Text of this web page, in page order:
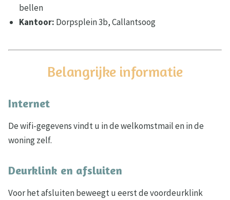
bellen
Kantoor: Dorpsplein 3b, Callantsoog
Belangrijke informatie
Internet
De wifi-gegevens vindt u in de welkomstmail en in de
woning zelf.
Deurklink en afsluiten
Voor het afsluiten beweegt u eerst de voordeurklink